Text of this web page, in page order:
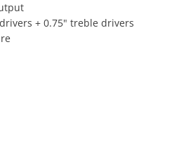
+ 0.75" treble drivers